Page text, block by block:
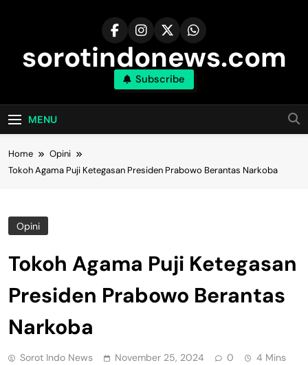
sorotindonews.com
Subscribe
MENU
Home
Opini
Tokoh Agama Puji Ketegasan Presiden Prabowo Berantas Narkoba
Opini
Tokoh Agama Puji Ketegasan
Presiden Prabowo Berantas
Narkoba
Sorot Indo News November 25, 2024 0 4 Mins